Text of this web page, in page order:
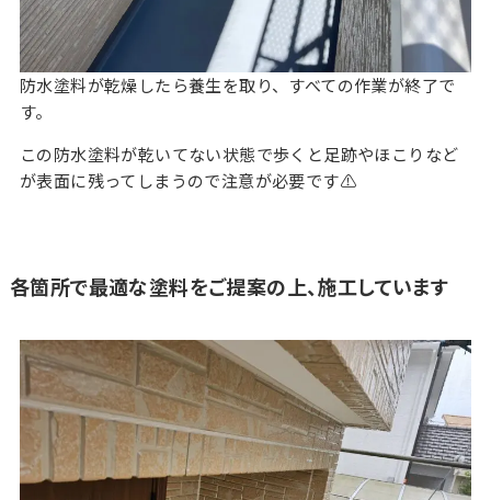
防水塗料が乾燥したら養生を取り、すべての作業が終了で
す。
この防水塗料が乾いてない状態で歩くと足跡やほこりなど
が表面に残ってしまうので注意が必要です⚠️
各箇所で最適な塗料をご提案の上、施工しています